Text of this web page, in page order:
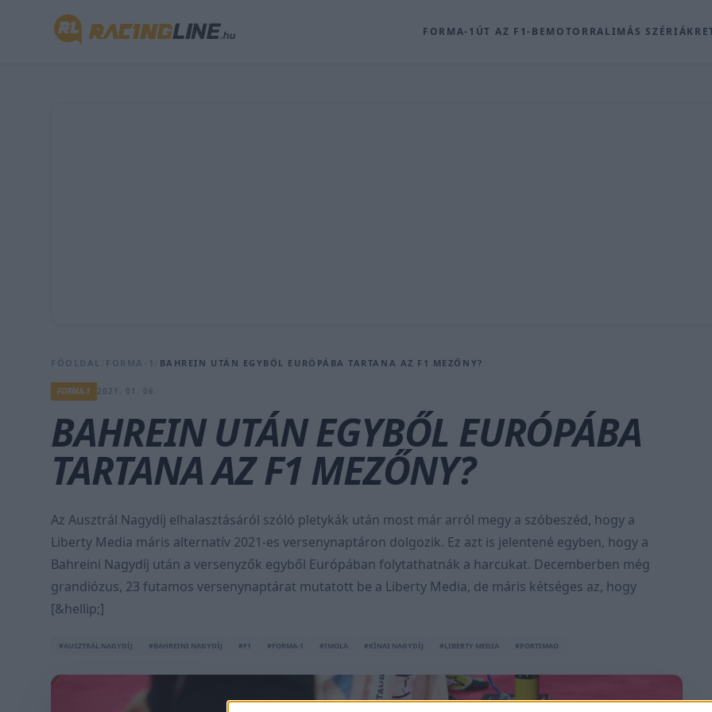
FORMA-1 ÚT AZ F1-BEMOTORRALIMÁS SZÉRIÁK
FŐOLDAL FORMA-1 BAHREIN UTÁN EGYBŐL EURÓPÁBA TARTANA AZ F1 MEZŐNY?
FORMA-1
BAHREIN UTÁN EGYBŐL EURÓPÁBA
TARTANA AZ F1 MEZŐNY?
Az Ausztrál Nagydíj elhalasztásáról szóló pletykák után most már arról megy a szóbeszéd, hogy a
Liberty Media máris alternatív 2021-es versenynaptáron dolgozik. Ez azt is jelentené egyben, hogy a
Bahreini Nagydíj után a versenyzők egyből Európában folytathatnák a harcukat. Decemberben még
grandiózus, 23 futamos versenynaptárat mutatott be a Liberty Media, de máris kétséges az, hogy
[&hellip;]
#AUSZTRÁL NAGYDÍJ #BAHREINI NAGYDÍJ #F1 #FORMA-1 #IMOLA #KÍNAI NAGYDÍJ #LIBERTY MEDIA #PORTIMAO